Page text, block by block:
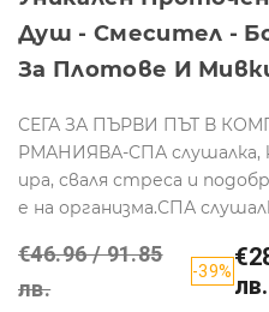
Душ - Смесител -
За Плотове И
СЕГА ЗА ПЪРВИ ПЪТ В
РМАНИЯВА-СПА слушалка,
ира, сваля стреса и
е на организма.СПА
€46.96 / 91.85
лв.
-39%лв.